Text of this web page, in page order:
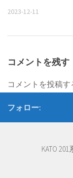
2023-12-11
コメントを残す
コメントを投稿す
フォロー:
KATO